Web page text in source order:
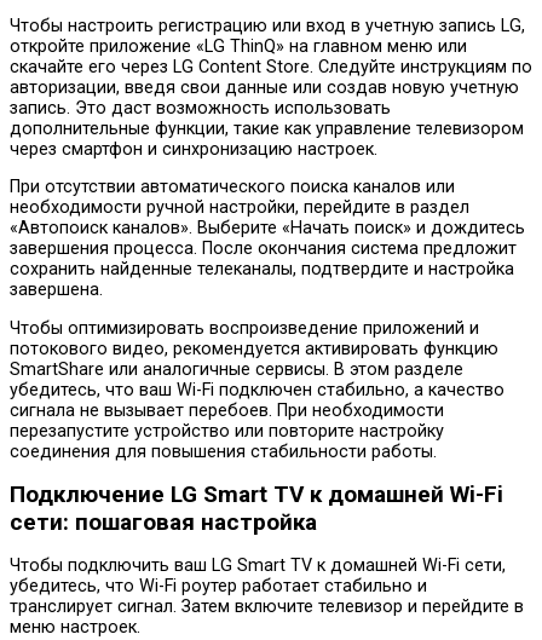
Чтобы настроить регистрацию или вход в учетную запись LG,
откройте приложение «LG ThinQ» на главном меню или
скачайте его через LG Content Store. Следуйте инструкциям по
авторизации, введя свои данные или создав новую учетную
запись. Это даст возможность использовать
дополнительные функции, такие как управление телевизором
через смартфон и синхронизацию настроек.
При отсутствии автоматического поиска каналов или
необходимости ручной настройки, перейдите в раздел
«Автопоиск каналов». Выберите «Начать поиск» и дождитесь
завершения процесса. После окончания система предложит
сохранить найденные телеканалы, подтвердите и настройка
завершена.
Чтобы оптимизировать воспроизведение приложений и
потокового видео, рекомендуется активировать функцию
SmartShare или аналогичные сервисы. В этом разделе
убедитесь, что ваш Wi-Fi подключен стабильно, а качество
сигнала не вызывает перебоев. При необходимости
перезапустите устройство или повторите настройку
соединения для повышения стабильности работы.
Подключение LG Smart TV к домашней Wi-Fi
сети: пошаговая настройка
Чтобы подключить ваш LG Smart TV к домашней Wi-Fi сети,
убедитесь, что Wi-Fi роутер работает стабильно и
транслирует сигнал. Затем включите телевизор и перейдите в
меню настроек.